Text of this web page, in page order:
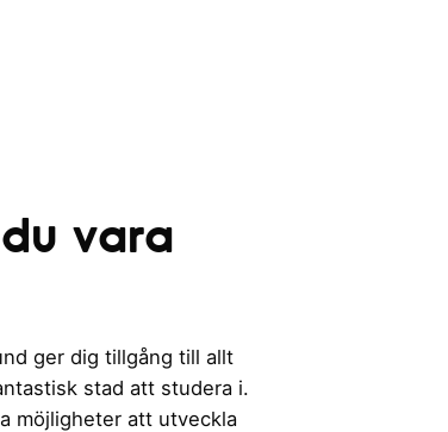
vara
ger dig tillgång till allt
stad att studera i.
möjligheter att utveckla